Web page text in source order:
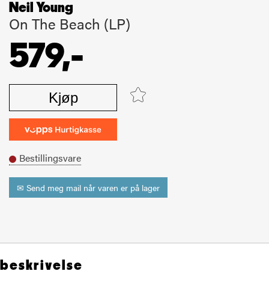
Neil Young
On The Beach (LP)
579,-
Kjøp
Bestillingsvare
✉ Send meg mail når varen er på lager
beskrivelse